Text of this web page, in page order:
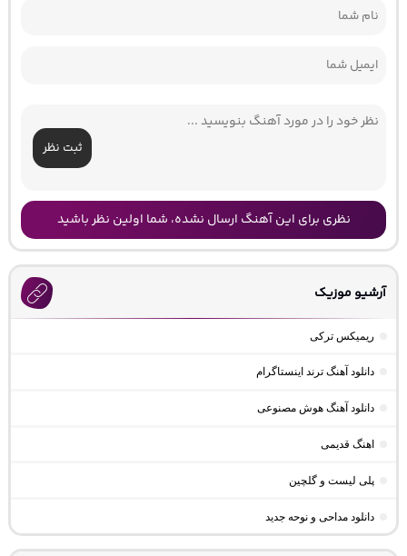
ثبت نظر
نظری برای این آهنگ ارسال نشده، شما اولین نظر باشید
آرشیو موزیک
ریمیکس ترکی
دانلود آهنگ ترند اینستاگرام
دانلود آهنگ هوش مصنوعی
اهنگ قدیمی
پلی لیست و گلچین
دانلود مداحی و نوحه جدید